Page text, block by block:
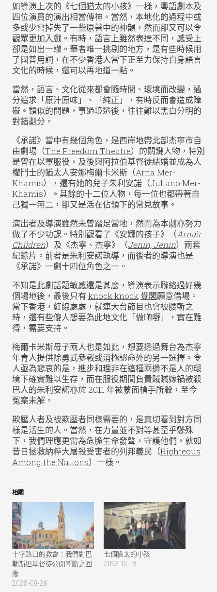
如導演上次的《七個猶太的小孩》一樣，粵語劇本及
四位演員的演出相當傳神。當然，本地化的過程中或
多或少會掉失了一些原著中的神韻，然而卻又可以令
觀眾更加入戲。有時，語言上雖然表達不同，感受上
卻是如出一轍。筆者唯一挑剔的地方，是有些時候用
了國普用詞，在不少香港人當下正至力保持自身語言
文化的時候，還可以再地道一點。
當然，語言、文化從來都會隨時間、環境而改變，過
分追求「原汁原味」、「純正」，有時反而會造成障
礙。類似的問題，事過境遷後，往往難以黑白分明的
對錯劃分。
《承諾》當中有幾個角色，是西岸地帶北部杰寧市自
由劇場（The Freedom Theatre）的關鍵人物，特別
是曾在以軍服役，及後與阿拉伯基督徒結婚並成為人
權鬥士的猶太人安娜梅爾卡米斯（Arna Mer-
Khamis），還有她的兒子朱利安諾（Juliano Mer-
Khamis）。其餘的十二位人物，每一位也都帶著自
己獨一無二，卻又是活在佔領下的常見故事。
演出者及導演雖然未曾踏足當地，然而為本劇亦努力
做了不少功課。特別觀看了《安娜的孩子》（Arna’s
Children）及《杰寧、杰寧》（Jenin, Jenin）兩套
紀錄片。前者是朱利安諾執導，而後者的導演也是
《承諾》一劇十四位角色之一。
不知是此劇話題敏感還是甚麼，導演表示聯絡過好幾
個場地後，最後只有 knock knock 覺閣願意借場。
當下香港，紅線處處，就連大台節目也會被腰斬之
時，還有些傻人想要為此地文化「做啲嘢」，實在難
得，需要支持。
梅爾卡米斯母子兩人也是如此，想要透過舞台為杰寧
年青人提供除勇武參戰或消極認命外的另一選擇。令
人亟為悲哀的是，進步和理非在這種兩邊不是人的環
境下確實難以生存，而在服役期間負責賊贓嫁禍被殺
巴人的朱利安諾亦於 2011 年被蒙面槍手所殺，至今
冤案未解。
欺壓人者及被欺壓者同樣需要的，是真切看到對方同
樣是活生的人。當然，在力量並不對等甚至乎懸殊
下，我們理應更需為危脆生命發聲，守護他們，就如
昔日拯救納粹大屠殺受害者的列邦義民（Righteous
Among the Nations）一樣。
相關
十字路口的教會：我們對巴
勒斯坦基督徒公開呼籲之回
應
2025-09-26
七個猶太的小孩
2023-12-18